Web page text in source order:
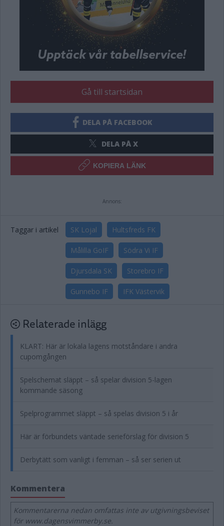
Gå till startsidan
DELA PÅ FACEBOOK
DELA PÅ X
KOPIERA LÄNK
Annons:
Taggar i artikel SK Lojal Hultsfreds FK
Målilla GoIF Södra Vi IF
Djursdala SK Storebro IF
Gunnebo IF IFK Västervik
Relaterade inlägg
KLART: Här är lokala lagens motståndare i andra
cupomgången
Spelschemat släppt – så spelar division 5-lagen
kommande säsong
Spelprogrammet släppt – så spelas division 5 i år
Här är förbundets väntade serieförslag för division 5
Derbytätt som vanligt i femman – så ser serien ut
Kommentera
Kommentarerna nedan omfattas inte av utgivningsbeviset
för www.dagensvimmerby.se.